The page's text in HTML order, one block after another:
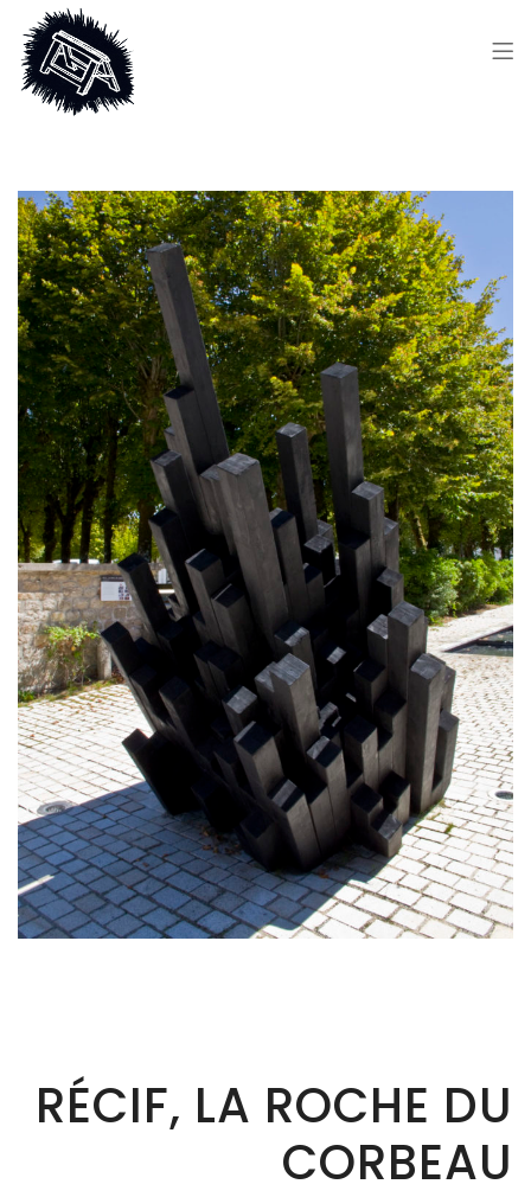
RÉCIF, LA ROCHE DU
CORBEAU